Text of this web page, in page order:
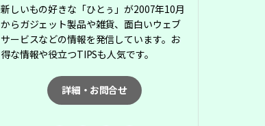
新しいもの好きな「ひとぅ」が2007年10月
からガジェット製品や雑貨、面白いウェブ
サービスなどの情報を発信しています。お
得な情報や役立つTIPSも人気です。
詳細・お問合せ